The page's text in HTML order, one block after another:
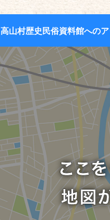
高山村歴史民俗資料館への